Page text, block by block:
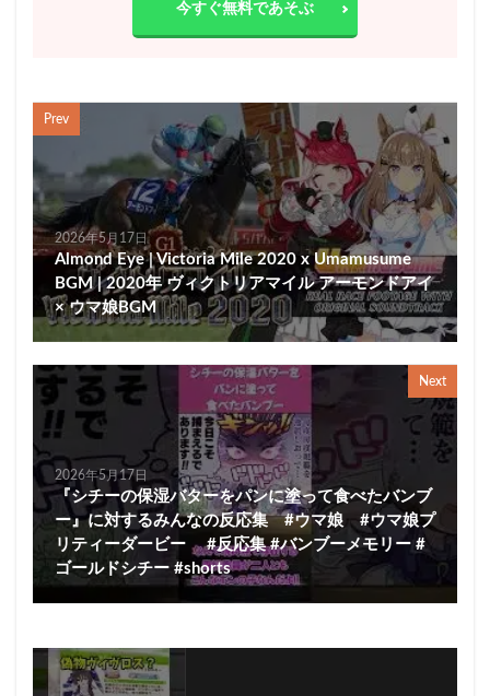
今すぐ無料であそぶ
Prev
2026年5月17日
Almond Eye | Victoria Mile 2020 x Umamusume
BGM | 2020年 ヴィクトリアマイル アーモンドアイ
× ウマ娘BGM
Next
2026年5月17日
『シチーの保湿バターをパンに塗って食べたバンブ
ー』に対するみんなの反応集 #ウマ娘 #ウマ娘プ
リティーダービー #反応集 #バンブーメモリー #
ゴールドシチー #shorts